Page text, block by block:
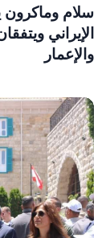
سلام وماكرون
الإيراني
والإعمار